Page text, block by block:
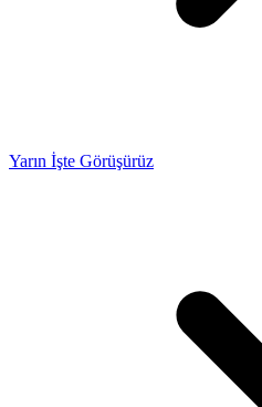
Yarın İşte Görüşürüz